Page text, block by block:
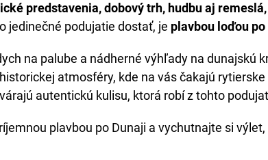
predstavenia, dobový trh, hudbu aj
jedinečné podujatie dostať, je plavbou loďou po
na palube a nádherné výhľady na dunajskú
atmosféry, kde na vás čakajú
autentickú kulisu, ktorá robí z tohto
plavbou po Dunaji a vychutnajte si